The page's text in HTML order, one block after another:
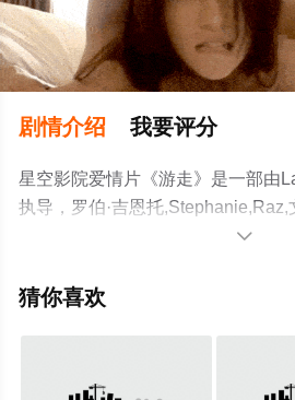
剧情介绍 我要评分
星空影院爱情片《游走》是一部由
执导，罗伯·吉恩托,Stephanie,Raz,
西奥等演员精彩演绎的菲律宾电影
至豆瓣电影、电视猫或剧情网等平台

猜你喜欢